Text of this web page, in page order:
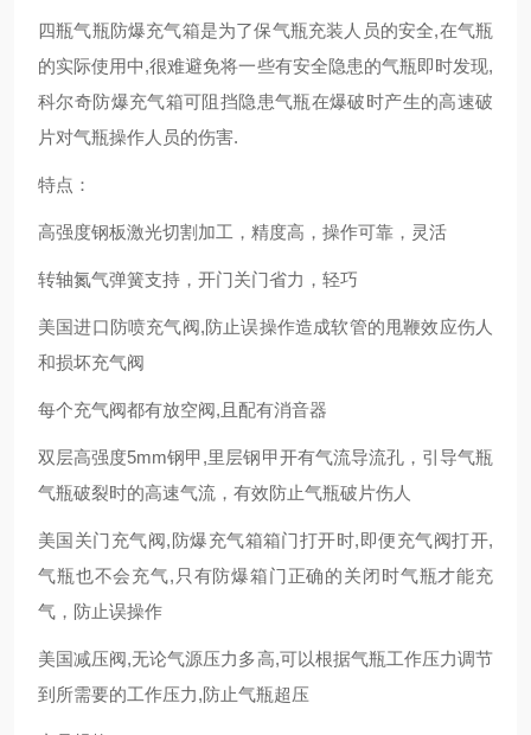
四瓶气瓶防爆充气箱是为了保气瓶充装人员的安全,在气瓶
的实际使用中,很难避免将一些有安全隐患的气瓶即时发现,
科尔奇防爆充气箱可阻挡隐患气瓶在爆破时产生的高速破
片对气瓶操作人员的伤害.
特点：
高强度钢板激光切割加工，精度高，操作可靠，灵活
转轴氮气弹簧支持，开门关门省力，轻巧
美国进口防喷充气阀,防止误操作造成软管的甩鞭效应伤人
和损坏充气阀
每个充气阀都有放空阀,且配有消音器
双层高强度5mm钢甲,里层钢甲开有气流导流孔，引导气瓶
气瓶破裂时的高速气流，有效防止气瓶破片伤人
美国关门充气阀,防爆充气箱箱门打开时,即便充气阀打开,
气瓶也不会充气,只有防爆箱门正确的关闭时气瓶才能充
气，防止误操作
美国减压阀,无论气源压力多高,可以根据气瓶工作压力调节
到所需要的工作压力,防止气瓶超压